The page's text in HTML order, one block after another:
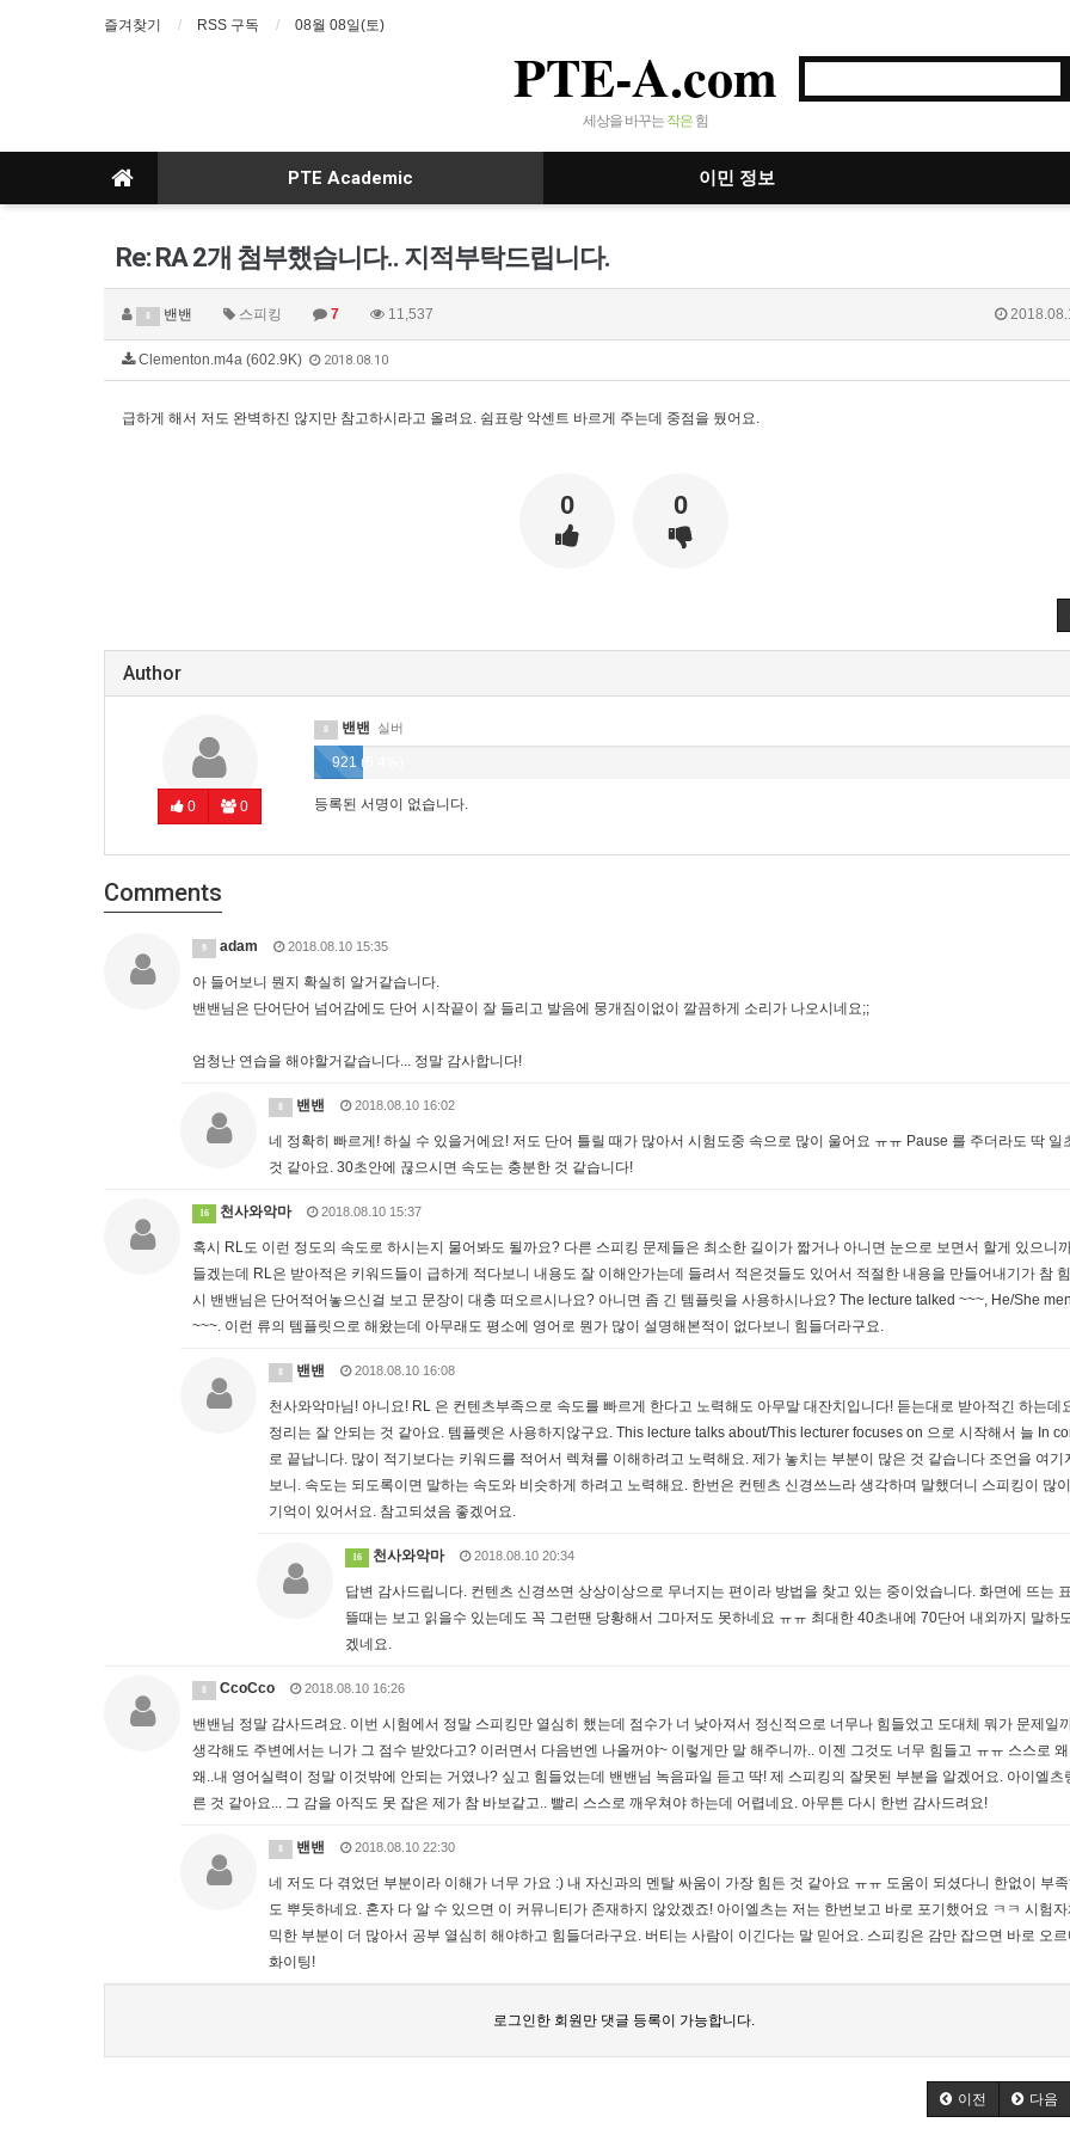
즐겨찾기 RSS 구독 08월 08일(토)
PTE-A.com
세상을 바꾸는 작은 힘
PTE Academic 이민 정보
Re: RA 2개 첨부했습니다.. 지적부탁드립니다.
밴밴 스피킹 7 11,537
Clementon.m4a (602.9K) 2018.08.10
급하게 해서 저도 완벽하진 않지만 참고하시라고 올려요. 쉼표랑 악센트 바르게 주는데 중점을 뒀어요.
0 0
Author
0 0
밴밴 실버
921 (6.4%)
등록된 서명이 없습니다.
Comments
9 adam 2018.08.10 15:35
아 들어보니 뭔지 확실히 알거같습니다.
밴밴님은 단어단어 넘어감에도 단어 시작끝이 잘 들리고 발음에 뭉개짐이없이 깔끔하게 소리가 나오시네요;;
엄청난 연습을 해야할거같습니다... 정말 감사합니다!
밴밴 2018.08.10 16:02
네 정확히 빠르게! 하실 수 있을거에요! 저도 단어 틀릴 때가 많아서 시험도중 속으로 많이 울어요 ㅠㅠ Pause 를 주더라도 딱 일
것 같아요. 30초안에 끊으시면 속도는 충분한 것 같습니다!
16 천사와악마 2018.08.10 15:37
혹시 RL도 이런 정도의 속도로 하시는지 물어봐도 될까요? 다른 스피킹 문제들은 최소한 길이가 짧거나 아니면 눈으로 보면서 할게 있으니
들겠는데 RL은 받아적은 키워드들이 급하게 적다보니 내용도 잘 이해안가는데 들려서 적은것들도 있어서 적절한 내용을 만들어내기가 참
시 밴밴님은 단어적어놓으신걸 보고 문장이 대충 떠오르시나요? 아니면 좀 긴 템플릿을 사용하시나요? The lecture talked ~~~, He/She
~~~. 이런 류의 템플릿으로 해왔는데 아무래도 평소에 영어로 뭔가 많이 설명해본적이 없다보니 힘들더라구요.
밴밴 2018.08.10 16:08
천사와악마님! 아니요! RL 은 컨텐츠부족으로 속도를 빠르게 한다고 노력해도 아무말 대잔치입니다! 듣는대로 받아적긴 하는데
정리는 잘 안되는 것 같아요. 템플렛은 사용하지않구요. This lecture talks about/This lecturer focuses on 으로 시작해서 늘 In
로 끝납니다. 많이 적기보다는 키워드를 적어서 렉쳐를 이해하려고 노력해요. 제가 놓치는 부분이 많은 것 같습니다 조언을 여기
보니. 속도는 되도록이면 말하는 속도와 비슷하게 하려고 노력해요. 한번은 컨텐츠 신경쓰느라 생각하며 말했더니 스피킹이 많
기억이 있어서요. 참고되셨음 좋겠어요.
16 천사와악마 2018.08.10 20:34
답변 감사드립니다. 컨텐츠 신경쓰면 상상이상으로 무너지는 편이라 방법을 찾고 있는 중이었습니다. 화면에 뜨는
뜰때는 보고 읽을수 있는데도 꼭 그런땐 당황해서 그마저도 못하네요 ㅠㅠ 최대한 40초내에 70단어 내외까지 말하
겠네요.
CcoCco 2018.08.10 16:26
밴밴님 정말 감사드려요. 이번 시험에서 정말 스피킹만 열심히 했는데 점수가 너 낮아져서 정신적으로 너무나 힘들었고 도대체 뭐가 문제일
생각해도 주변에서는 니가 그 점수 받았다고? 이러면서 다음번엔 나올꺼야~ 이렇게만 말 해주니까.. 이젠 그것도 너무 힘들고 ㅠㅠ 스스로
왜..내 영어실력이 정말 이것밖에 안되는 거였나? 싶고 힘들었는데 밴밴님 녹음파일 듣고 딱! 제 스피킹의 잘못된 부분을 알겠어요. 아이엘츠
른 것 같아요... 그 감을 아직도 못 잡은 제가 참 바보같고.. 빨리 스스로 깨우쳐야 하는데 어렵네요. 아무튼 다시 한번 감사드려요!
밴밴 2018.08.10 22:30
네 저도 다 겪었던 부분이라 이해가 너무 가요 :) 내 자신과의 멘탈 싸움이 가장 힘든 것 같아요 ㅠㅠ 도움이 되셨다니 한없이 부
도 뿌듯하네요. 혼자 다 알 수 있으면 이 커뮤니티가 존재하지 않았겠죠! 아이엘츠는 저는 한번보고 바로 포기했어요 ㅋㅋ 시험자
믹한 부분이 더 많아서 공부 열심히 해야하고 힘들더라구요. 버티는 사람이 이긴다는 말 믿어요. 스피킹은 감만 잡으면 바로 오
화이팅!
로그인한 회원만 댓글 등록이 가능합니다.
이전 다음